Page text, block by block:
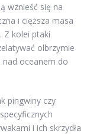
wznieść się na
i cięższa masa
Z kolei ptaki
olbrzymie
nad oceanem do
pingwiny czy
i ich skrzydła